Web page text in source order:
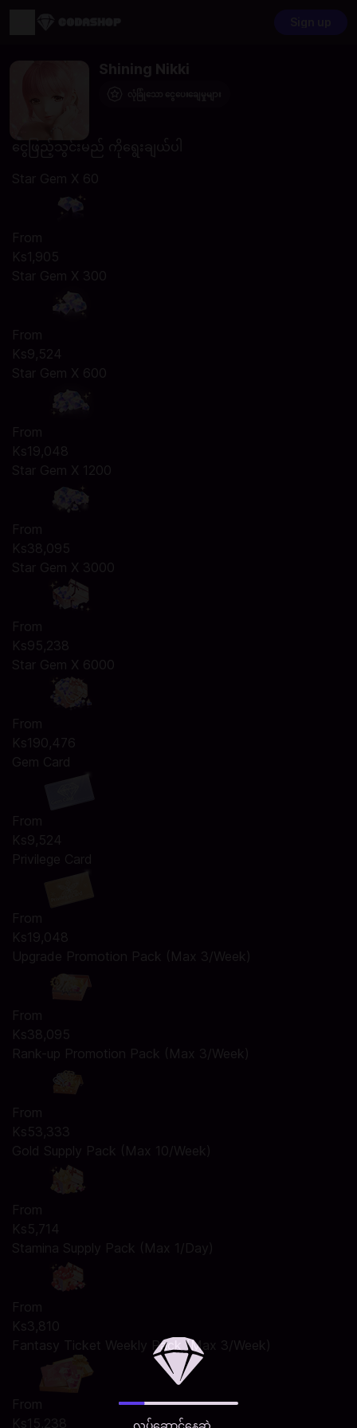
Shining Nikki
ငွေဖြည့်သွင်းမည် ကိုရွေးချယ်ပါ
Star Gem X 60
From
Ks1,905
Star Gem X 300
From
Ks9,524
Star Gem X 600
From
Ks19,048
Star Gem X 1200
From
Ks38,095
Star Gem X 3000
From
Ks95,238
Star Gem X 6000
From
Ks190,476
Gem Card
From
Ks9,524
Privilege Card
From
Ks19,048
Upgrade Promotion Pack (Max 3/Week)
From
Ks38,095
Rank-up Promotion Pack (Max 3/Week)
From
Ks53,333
Gold Supply Pack (Max 10/Week)
From
Ks5,714
Stamina Supply Pack (Max 1/Day)
From
Ks3,810
Fantasy Ticket Weekly Pack (Max 3/Week)
From
Ks15,238